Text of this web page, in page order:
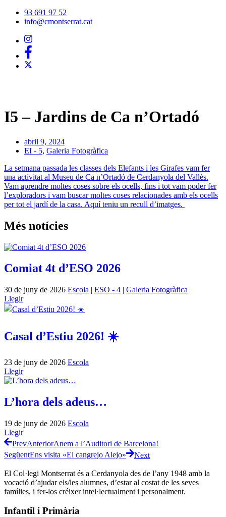
93 691 97 52
info@cmontserrat.cat
I5 – Jardins de Ca n’Ortadó
abril 9, 2024
EI - 5, Galeria Fotogràfica
La setmana passada les classes dels Elefants i les Girafes vam fer
una activitat al Museu de Ca n’Ortadó de Cerdanyola del Vallès.
Vam aprendre moltes coses sobre els ocells, fins i tot vam poder fer
l’exploradors i vam buscar moltes coses relacionades amb els ocells
per tot el jardí de la casa. Aquí teniu un recull d’imatges.
Més notícies
Comiat 4t d’ESO 2026
30 de juny de 2026 Escola | ESO - 4 | Galeria Fotogràfica
Llegir
Casal d’Estiu 2026! ☀️
23 de juny de 2026 Escola
Llegir
L’hora dels adeus…
19 de juny de 2026 Escola
Llegir
PrevAnteriorAnem a l’Auditori de Barcelona!
SegüentEns visita «El cangrejo Alejo» Next
El Col·legi Montserrat és a Cerdanyola des de l’any 1948 amb la
vocació d’ajudar els/les alumnes, d’estar al costat de les seves
famílies, i fer-los créixer intel·lectualment i personalment.
Infantil i Primària